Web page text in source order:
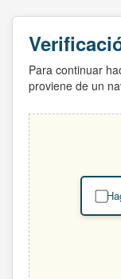
Para continuar
proviene de un